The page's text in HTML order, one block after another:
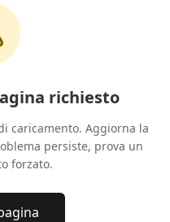
richiesto
caricamento. Aggiorna la
persiste, prova un
forzato.